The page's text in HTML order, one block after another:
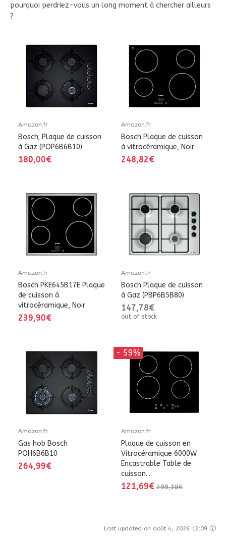
pourquoi perdriez-vous un long moment à chercher ailleurs
?
Amazon.fr
Bosch; Plaque de cuisson
à Gaz (POP6B6B10)
180,00€
Amazon.fr
Bosch Plaque de cuisson
à vitrocéramique, Noir
248,82€
Amazon.fr
Bosch PKE645B17E Plaque
de cuisson à
vitrocéramique, Noir
239,90€
Amazon.fr
Bosch Plaque de cuisson
à Gaz (PBP6B5B80)
147,78€
out of stock
Amazon.fr
Gas hob Bosch
POH6B6B10
264,99€
- 59%
Amazon.fr
Plaque de cuisson en
Vitrocéramique 6000W
Encastrable Table de
cuisson...
121,69€ 299,38€
Last updated on août 4, 2026 12:09